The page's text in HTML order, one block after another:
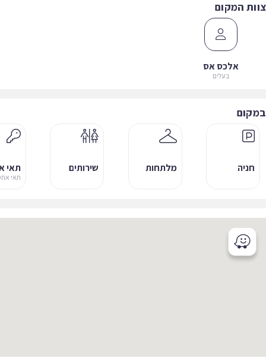
המקום
אלכס אס
בעלים
חניה מלתחות שירותים תאי
תאי אחסון